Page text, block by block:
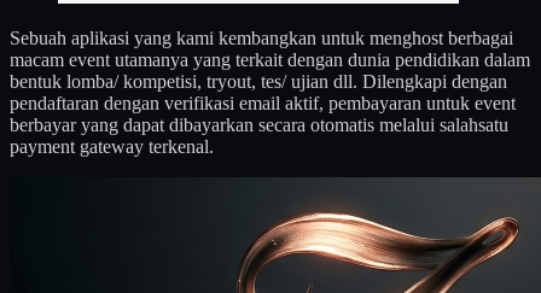
Sebuah aplikasi yang kami kembangkan untuk menghost berbagai
macam event utamanya yang terkait dengan dunia pendidikan dalam
bentuk lomba/ kompetisi, tryout, tes/ ujian dll. Dilengkapi dengan
pendaftaran dengan verifikasi email aktif, pembayaran untuk event
berbayar yang dapat dibayarkan secara otomatis melalui salahsatu
payment gateway terkenal.